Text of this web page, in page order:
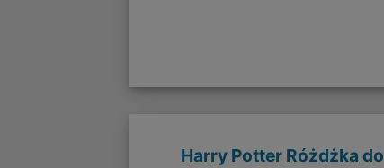
Harry Potter Różdżka do